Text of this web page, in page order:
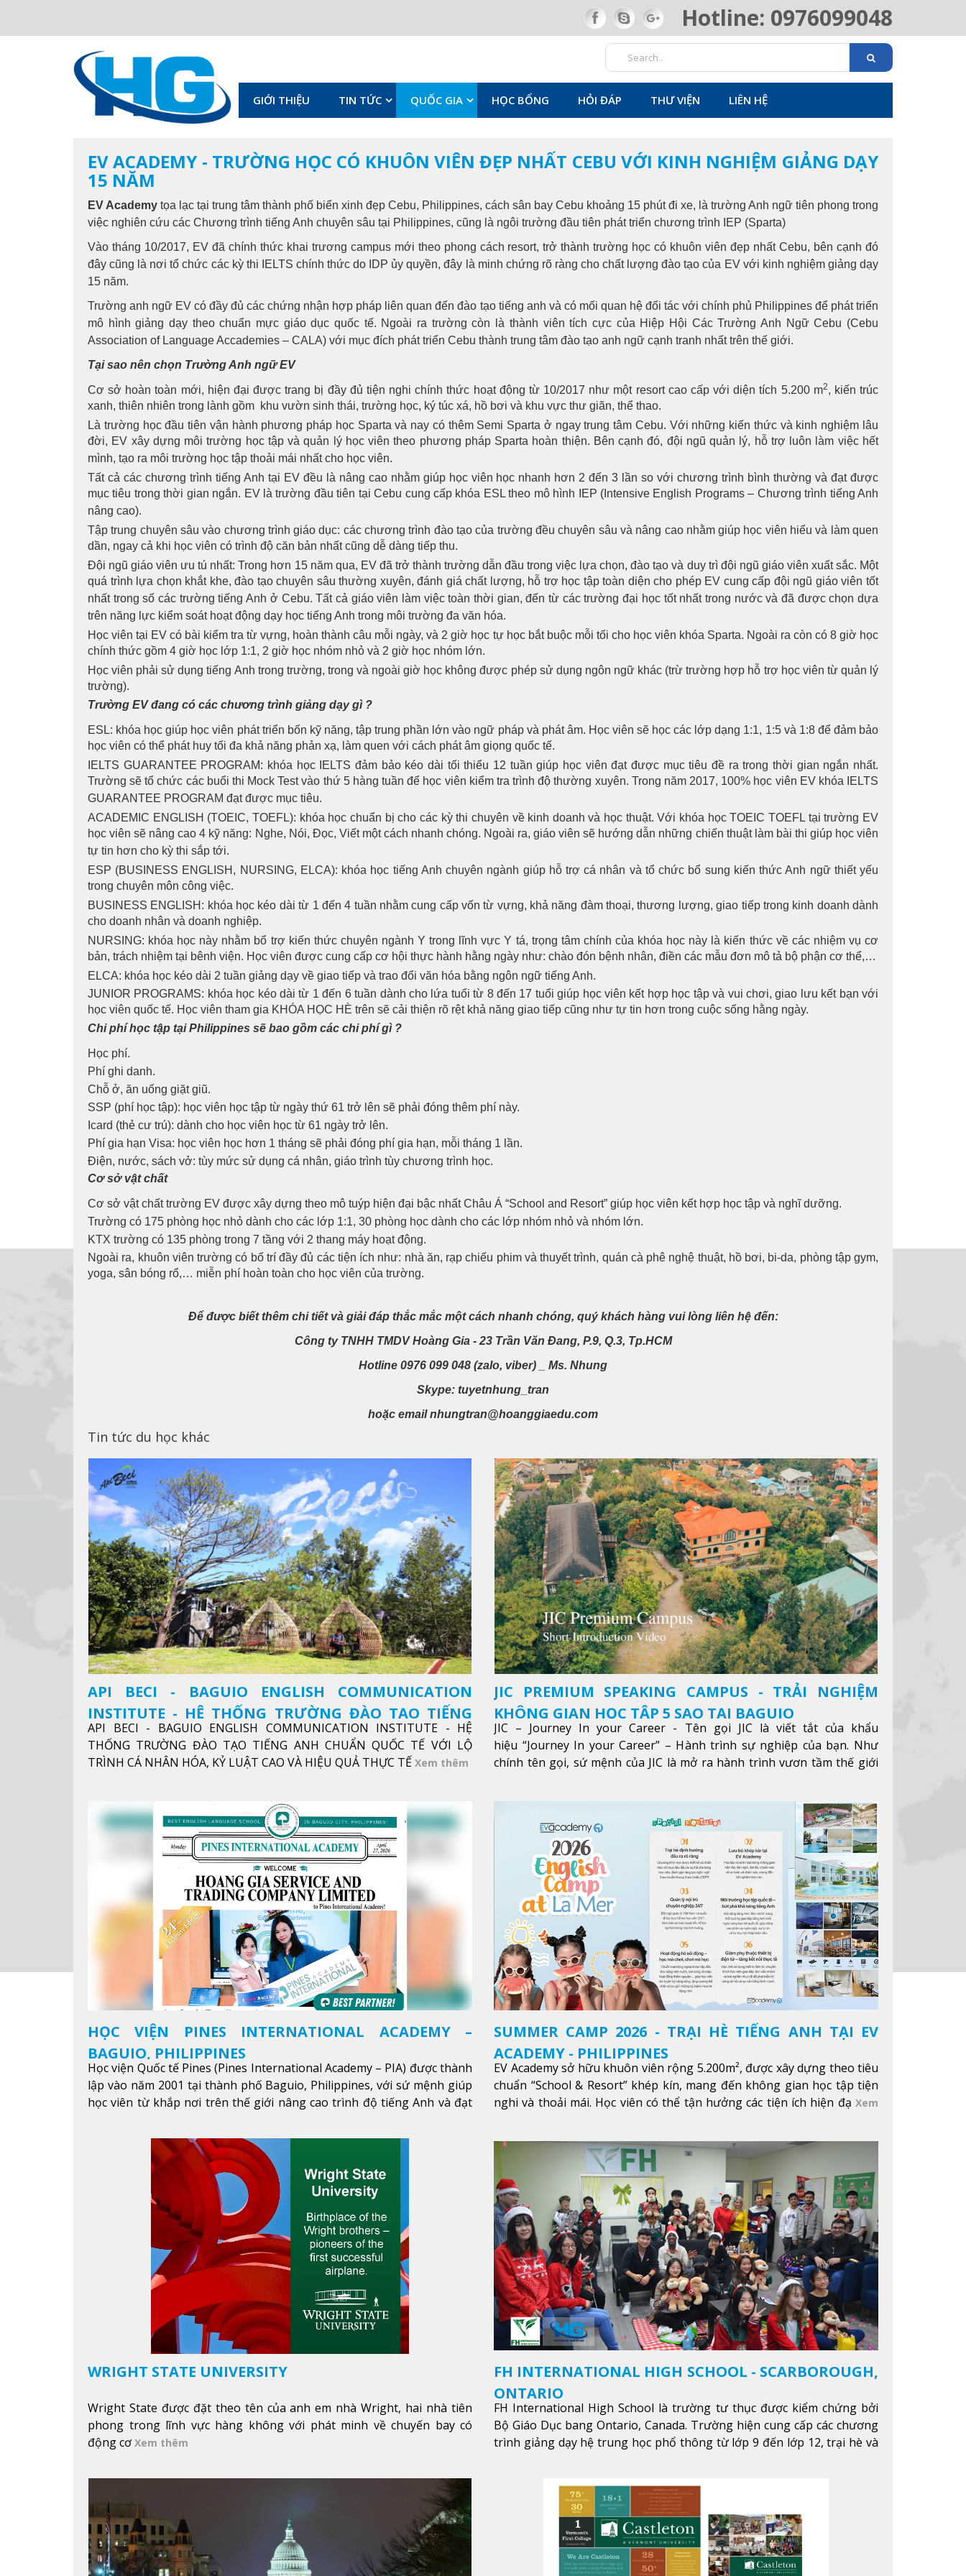
Hotline: 0976099048
GIỚI THIỆU TIN TỨC QUỐC GIA HỌC BỔNG HỎI ĐÁP THƯ VIỆN LIÊN HỆ
EV ACADEMY - TRƯỜNG HỌC CÓ KHUÔN VIÊN ĐẸP NHẤT CEBU VỚI KINH NGHIỆM GIẢNG DẠY
15 NĂM
EV Academy tọa lạc tại trung tâm thành phố biển xinh đẹp Cebu, Philippines, cách sân bay Cebu khoảng 15 phút đi xe, là trường Anh ngữ tiên phong trong
việc nghiên cứu các Chương trình tiếng Anh chuyên sâu tại Philippines, cũng là ngôi trường đầu tiên phát triển chương trình IEP (Sparta)
Vào tháng 10/2017, EV đã chính thức khai trương campus mới theo phong cách resort, trở thành trường học có khuôn viên đẹp nhất Cebu, bên cạnh đó
đây cũng là nơi tổ chức các kỳ thi IELTS chính thức do IDP ủy quyền, đây là minh chứng rõ ràng cho chất lượng đào tạo của EV với kinh nghiệm giảng dạy
15 năm.
Trường anh ngữ EV có đầy đủ các chứng nhận hợp pháp liên quan đến đào tạo tiếng anh và có mối quan hệ đối tác với chính phủ Philippines để phát triển
mô hình giảng dạy theo chuẩn mực giáo dục quốc tế. Ngoài ra trường còn là thành viên tích cực của Hiệp Hội Các Trường Anh Ngữ Cebu (Cebu
Association of Language Accademies – CALA) với mục đích phát triển Cebu thành trung tâm đào tạo anh ngữ cạnh tranh nhất trên thế giới.
Tại sao nên chọn Trường Anh ngữ EV
Cơ sở hoàn toàn mới, hiện đại được trang bị đầy đủ tiện nghi chính thức hoạt động từ 10/2017 như một resort cao cấp với diện tích 5.200 m2, kiến trúc
xanh, thiên nhiên trong lành gồm khu vườn sinh thái, trường học, ký túc xá, hồ bơi và khu vực thư giãn, thể thao.
Là trường học đầu tiên vận hành phương pháp học Sparta và nay có thêm Semi Sparta ở ngay trung tâm Cebu. Với những kiến thức và kinh nghiệm lâu
đời, EV xây dựng môi trường học tập và quản lý học viên theo phương pháp Sparta hoàn thiện. Bên cạnh đó, đội ngũ quản lý, hỗ trợ luôn làm việc hết
mình, tạo ra môi trường học tập thoải mái nhất cho học viên.
Tất cả các chương trình tiếng Anh tại EV đều là nâng cao nhằm giúp học viên học nhanh hơn 2 đến 3 lần so với chương trình bình thường và đạt được
mục tiêu trong thời gian ngắn. EV là trường đầu tiên tại Cebu cung cấp khóa ESL theo mô hình IEP (Intensive English Programs – Chương trình tiếng Anh
nâng cao).
Tập trung chuyên sâu vào chương trình giáo dục: các chương trình đào tạo của trường đều chuyên sâu và nâng cao nhằm giúp học viên hiểu và làm quen
dần, ngay cả khi học viên có trình độ căn bản nhất cũng dễ dàng tiếp thu.
Đội ngũ giáo viên ưu tú nhất: Trong hơn 15 năm qua, EV đã trở thành trường dẫn đầu trong việc lựa chọn, đào tạo và duy trì đội ngũ giáo viên xuất sắc. Một
quá trình lựa chọn khắt khe, đào tạo chuyên sâu thường xuyên, đánh giá chất lượng, hỗ trợ học tập toàn diện cho phép EV cung cấp đội ngũ giáo viên tốt
nhất trong số các trường tiếng Anh ở Cebu. Tất cả giáo viên làm việc toàn thời gian, đến từ các trường đại học tốt nhất trong nước và đã được chọn dựa
trên năng lực kiểm soát hoạt động dạy học tiếng Anh trong môi trường đa văn hóa.
Học viên tại EV có bài kiểm tra từ vựng, hoàn thành câu mỗi ngày, và 2 giờ học tự học bắt buộc mỗi tối cho học viên khóa Sparta. Ngoài ra còn có 8 giờ học
chính thức gồm 4 giờ học lớp 1:1, 2 giờ học nhóm nhỏ và 2 giờ học nhóm lớn.
Học viên phải sử dụng tiếng Anh trong trường, trong và ngoài giờ học không được phép sử dụng ngôn ngữ khác (trừ trường hợp hỗ trợ học viên từ quản lý
trường).
Trường EV đang có các chương trình giảng dạy gì ?
ESL: khóa học giúp học viên phát triển bốn kỹ năng, tập trung phần lớn vào ngữ pháp và phát âm. Học viên sẽ học các lớp dạng 1:1, 1:5 và 1:8 để đảm bảo
học viên có thể phát huy tối đa khả năng phản xạ, làm quen với cách phát âm giọng quốc tế.
IELTS GUARANTEE PROGRAM: khóa học IELTS đảm bảo kéo dài tối thiểu 12 tuần giúp học viên đạt được mục tiêu đề ra trong thời gian ngắn nhất.
Trường sẽ tổ chức các buổi thi Mock Test vào thứ 5 hàng tuần để học viên kiểm tra trình độ thường xuyên. Trong năm 2017, 100% học viên EV khóa IELTS
GUARANTEE PROGRAM đạt được mục tiêu.
ACADEMIC ENGLISH (TOEIC, TOEFL): khóa học chuẩn bị cho các kỳ thi chuyên về kinh doanh và học thuật. Với khóa học TOEIC TOEFL tại trường EV
học viên sẽ nâng cao 4 kỹ năng: Nghe, Nói, Đọc, Viết một cách nhanh chóng. Ngoài ra, giáo viên sẽ hướng dẫn những chiến thuật làm bài thi giúp học viên
tự tin hơn cho kỳ thi sắp tới.
ESP (BUSINESS ENGLISH, NURSING, ELCA): khóa học tiếng Anh chuyên ngành giúp hỗ trợ cá nhân và tổ chức bổ sung kiến thức Anh ngữ thiết yếu
trong chuyên môn công việc.
BUSINESS ENGLISH: khóa học kéo dài từ 1 đến 4 tuần nhằm cung cấp vốn từ vựng, khả năng đàm thoại, thương lượng, giao tiếp trong kinh doanh dành
cho doanh nhân và doanh nghiệp.
NURSING: khóa học này nhằm bổ trợ kiến thức chuyên ngành Y trong lĩnh vực Y tá, trọng tâm chính của khóa học này là kiến thức về các nhiệm vụ cơ
bản, trách nhiệm tại bênh viện. Học viên được cung cấp cơ hội thực hành hằng ngày như: chào đón bệnh nhân, điền các mẫu đơn mô tả bộ phận cơ thể,…
ELCA: khóa học kéo dài 2 tuần giảng dạy về giao tiếp và trao đổi văn hóa bằng ngôn ngữ tiếng Anh.
JUNIOR PROGRAMS: khóa học kéo dài từ 1 đến 6 tuần dành cho lứa tuổi từ 8 đến 17 tuổi giúp học viên kết hợp học tập và vui chơi, giao lưu kết bạn với
học viên quốc tế. Học viên tham gia KHÓA HỌC HÈ trên sẽ cải thiện rõ rệt khả năng giao tiếp cũng như tự tin hơn trong cuộc sống hằng ngày.
Chi phí học tập tại Philippines sẽ bao gồm các chi phí gì ?
Học phí.
Phí ghi danh.
Chỗ ở, ăn uống giặt giũ.
SSP (phí học tập): học viên học tập từ ngày thứ 61 trở lên sẽ phải đóng thêm phí này.
Icard (thẻ cư trú): dành cho học viên học từ 61 ngày trở lên.
Phí gia hạn Visa: học viên học hơn 1 tháng sẽ phải đóng phí gia hạn, mỗi tháng 1 lần.
Điện, nước, sách vở: tùy mức sử dụng cá nhân, giáo trình tùy chương trình học.
Cơ sở vật chất
Cơ sở vật chất trường EV được xây dựng theo mô tuýp hiện đại bậc nhất Châu Á “School and Resort” giúp học viên kết hợp học tập và nghĩ dưỡng.
Trường có 175 phòng học nhỏ dành cho các lớp 1:1, 30 phòng học dành cho các lớp nhóm nhỏ và nhóm lớn.
KTX trường có 135 phòng trong 7 tầng với 2 thang máy hoạt động.
Ngoài ra, khuôn viên trường có bố trí đầy đủ các tiện ích như: nhà ăn, rạp chiếu phim và thuyết trình, quán cà phê nghệ thuật, hồ bơi, bi-da, phòng tập gym,
yoga, sân bóng rổ,… miễn phí hoàn toàn cho học viên của trường.
Để được biết thêm chi tiết và giải đáp thắc mắc một cách nhanh chóng, quý khách hàng vui lòng liên hệ đến:
Công ty TNHH TMDV Hoàng Gia - 23 Trần Văn Đang, P.9, Q.3, Tp.HCM
Hotline 0976 099 048 (zalo, viber) _ Ms. Nhung
Skype: tuyetnhung_tran
hoặc email nhungtran@hoanggiaedu.com
Tin tức du học khác
API BECI - BAGUIO ENGLISH COMMUNICATION
INSTITUTE - HỆ THỐNG TRƯỜNG ĐÀO TẠO TIẾNG
ANH CHUẨN QUỐC TẾ
API BECI - BAGUIO ENGLISH COMMUNICATION INSTITUTE - HỆ
THỐNG TRƯỜNG ĐÀO TẠO TIẾNG ANH CHUẨN QUỐC TẾ VỚI LỘ
TRÌNH CÁ NHÂN HÓA, KỶ LUẬT CAO VÀ HIỆU QUẢ THỰC TẾ Xem thêm
JIC PREMIUM SPEAKING CAMPUS - TRẢI NGHIỆM
KHÔNG GIAN HỌC TẬP 5 SAO TẠI BAGUIO
JIC – Journey In your Career - Tên gọi JIC là viết tắt của khẩu
hiệu “Journey In your Career” – Hành trình sự nghiệp của bạn. Như
chính tên gọi, sứ mệnh của JIC là mở ra hành trình vươn tầm thế giới
HỌC VIỆN PINES INTERNATIONAL ACADEMY –
BAGUIO, PHILIPPINES
Học viện Quốc tế Pines (Pines International Academy – PIA) được thành
lập vào năm 2001 tại thành phố Baguio, Philippines, với sứ mệnh giúp
học viên từ khắp nơi trên thế giới nâng cao trình độ tiếng Anh và đạt
SUMMER CAMP 2026 - TRẠI HÈ TIẾNG ANH TẠI EV
ACADEMY - PHILIPPINES
EV Academy sở hữu khuôn viên rộng 5.200m², được xây dựng theo tiêu
chuẩn “School & Resort” khép kín, mang đến không gian học tập tiện
nghi và thoải mái. Học viên có thể tận hưởng các tiện ích hiện đạ Xem
WRIGHT STATE UNIVERSITY
Wright State được đặt theo tên của anh em nhà Wright, hai nhà tiên
phong trong lĩnh vực hàng không với phát minh về chuyến bay có
động cơ Xem thêm
FH INTERNATIONAL HIGH SCHOOL - SCARBOROUGH,
ONTARIO
FH International High School là trường tư thục được kiểm chứng bởi
Bộ Giáo Dục bang Ontario, Canada. Trường hiện cung cấp các chương
trình giảng dạy hệ trung học phổ thông từ lớp 9 đến lớp 12, trại hè và